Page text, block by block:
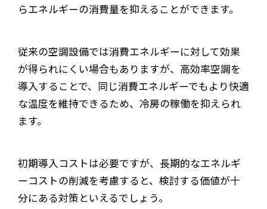
らエネルギーの消費量を抑えることができます。
従来の空調設備では消費エネルギーに対して効果
が得られにくい場合もありますが、高効率空調を
導入することで、同じ消費エネルギーでもより快適
な温度を維持できるため、冷房の稼働を抑えられ
ます。
初期導入コストは必要ですが、長期的なエネルギ
ーコストの削減を考慮すると、検討する価値が十
分にある対策といえるでしょう。